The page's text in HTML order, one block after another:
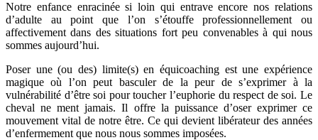
Notre enfance enracinée si loin qui entrave encore nos relations
d’adulte au point que l’on s’étouffe professionnellement ou
affectivement dans des situations fort peu convenables à qui nous
sommes aujourd’hui.
Poser une (ou des) limite(s) en équicoaching est une expérience
magique où l’on peut basculer de la peur de s’exprimer à la
vulnérabilité d’être soi pour toucher l’euphorie du respect de soi. Le
cheval ne ment jamais. Il offre la puissance d’oser exprimer ce
mouvement vital de notre être. Ce qui devient libérateur des années
d’enfermement que nous nous sommes imposées.